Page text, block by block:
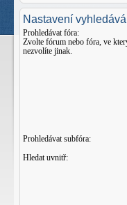
Nastavení
Prohledávat fóra:
Zvolte fórum nebo fóra, ve
nezvolíte jinak.
Prohledávat subfóra:
Hledat uvnitř: